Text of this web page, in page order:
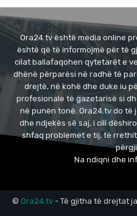
Ora24.tv është media online
është që të informojmë për të
cilat ballafaqohen qytetarët e
dhënë përparësi në radhë të
drejtë, në kohë dhe duke iu
profesionale të gazetarisë si
në punën tonë. Ora24.tv do
dhe ndjekës së saj, i cili
shfaq problemet e tij, të
Na ndiqni dhe
© Ora24.tv - Të gjitha të drejtat